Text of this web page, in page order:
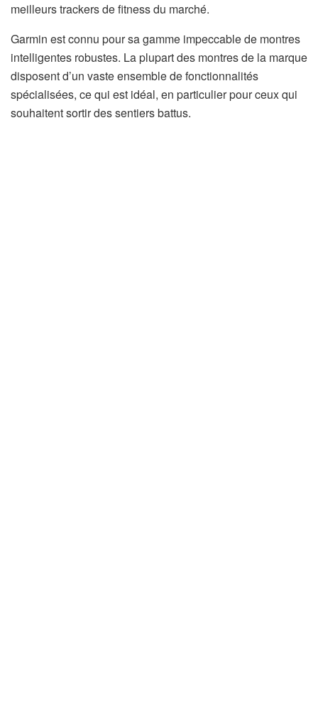
meilleurs trackers de fitness du marché.
Garmin est connu pour sa gamme impeccable de montres
intelligentes robustes. La plupart des montres de la marque
disposent d’un vaste ensemble de fonctionnalités
spécialisées, ce qui est idéal, en particulier pour ceux qui
souhaitent sortir des sentiers battus.